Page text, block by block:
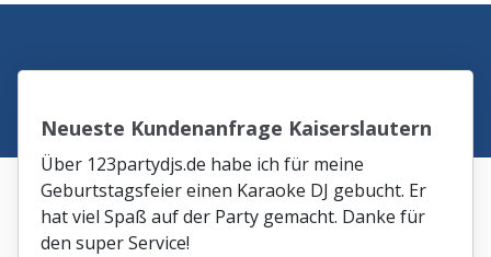
Neueste Kundenanfrage Kaiserslautern
Über 123partydjs.de habe ich für meine
Geburtstagsfeier einen Karaoke DJ gebucht. Er
hat viel Spaß auf der Party gemacht. Danke für
den super Service!